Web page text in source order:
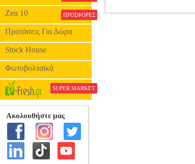
Zen 10 ΠΡΟΣΦΟΡΕΣ
Προτάσεις Για Δώρα
Stock House
Φωτοβολταϊκά
SUPER MARKET